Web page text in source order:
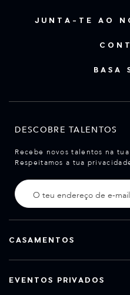
JUNTA-TE AO
BASA
DESCOBRE TALENTOS
Recebe novos talentos na
Respeitamos a tua
CASAMENTOS
EVENTOS PRIVADOS